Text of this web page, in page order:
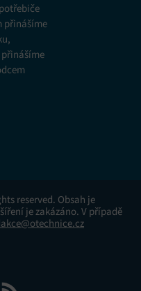
v zařízení, Použití
profilů pro
profilů k výběru
pro
pro výběr
údajů k výběru
přinášíme
přinášíme
reserved. Obsah je
je zakázáno. V případě